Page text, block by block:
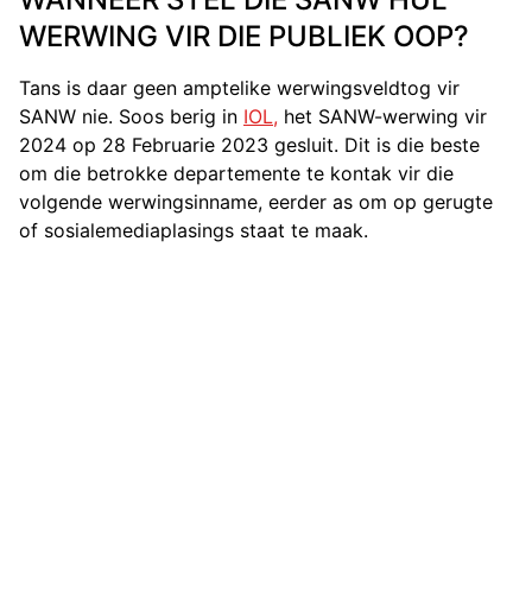
WERWING VIR DIE PUBLIEK OOP?
Tans is daar geen amptelike werwingsveldtog vir
SANW nie. Soos berig in IOL, het SANW-werwing vir
2024 op 28 Februarie 2023 gesluit. Dit is die beste
om die betrokke departemente te kontak vir die
volgende werwingsinname, eerder as om op gerugte
of sosialemediaplasings staat te maak.